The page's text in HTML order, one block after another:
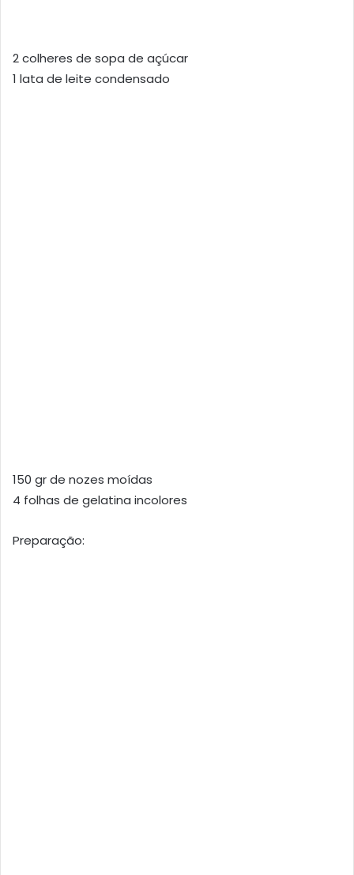
2 colheres de sopa de açúcar
1 lata de leite condensado
150 gr de nozes moídas
4 folhas de gelatina incolores
Preparação: